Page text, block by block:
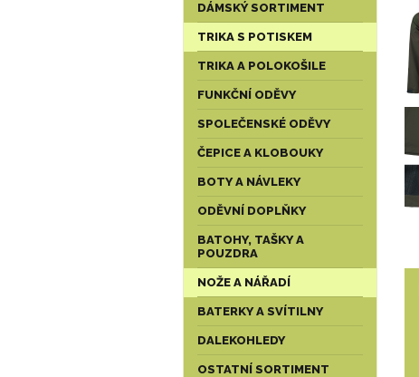
DÁMSKÝ SORTIMENT
TRIKA S POTISKEM
TRIKA A POLOKOŠILE
FUNKČNÍ ODĚVY
SPOLEČENSKÉ ODĚVY
ČEPICE A KLOBOUKY
BOTY A NÁVLEKY
ODĚVNÍ DOPLŇKY
BATOHY, TAŠKY A
POUZDRA
NOŽE A NÁŘADÍ
BATERKY A SVÍTILNY
DALEKOHLEDY
OSTATNÍ SORTIMENT